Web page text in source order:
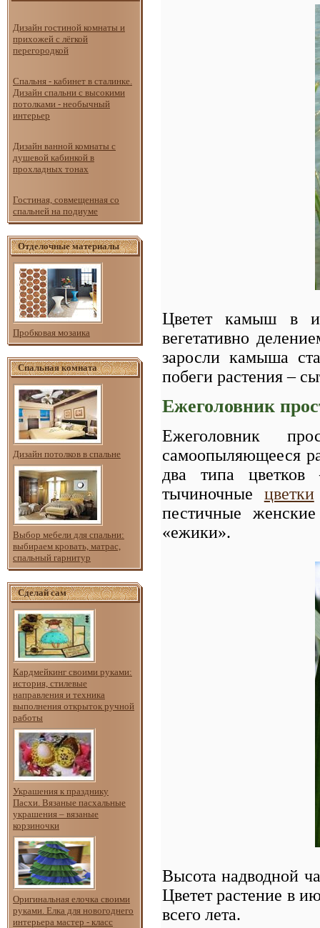
Дизайн гостиной комнаты и
прихожей с лёгкой
перегородкой
Спальня - кабинет в сталинке.
Дизайн спальни с высокими
потолками - необычный
интерьер
Дизайн ванной комнаты с
душевой кабинкой в
прохладных тонах
Гостиная, совмещенная со
спальней на подиуме
Отделочные материалы
Пробковая мозаика
Спальная комната
Дизайн потолков в спальне
Выбор мебели для спальни:
выбираем кровать, матрас,
спальный гарнитур
Сделай сам
Кардмейкинг своими руками:
история, стилевые
направления и техника
выполнения открыток ручной
работы
Украшения к празднику
Пасхи. Вязаные пасхальные
украшения – вязаные
корзиночки
Оригинальная елочка своими
руками. Елка для новогоднего
интерьера мастер - класс
Цветет камыш в
вегетативно
заросли камыша
побеги растения –
Ежеголовник
Ежеголовник
самоопыляющееся
два типа
тычиночные цветки
пестичные
«ежики».
Высота надводной
Цветет растение в
всего лета.